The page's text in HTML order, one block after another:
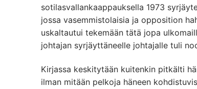
sotilasvallankaappauksella 1973
jossa vasemmistolaisia ja opposition
uskaltautui tekemään tätä jopa
johtajan syrjäyttäneelle johtajalle tuli
Kirjassa keskitytään kuitenkin pitkälti
ilman mitään pelkoja häneen